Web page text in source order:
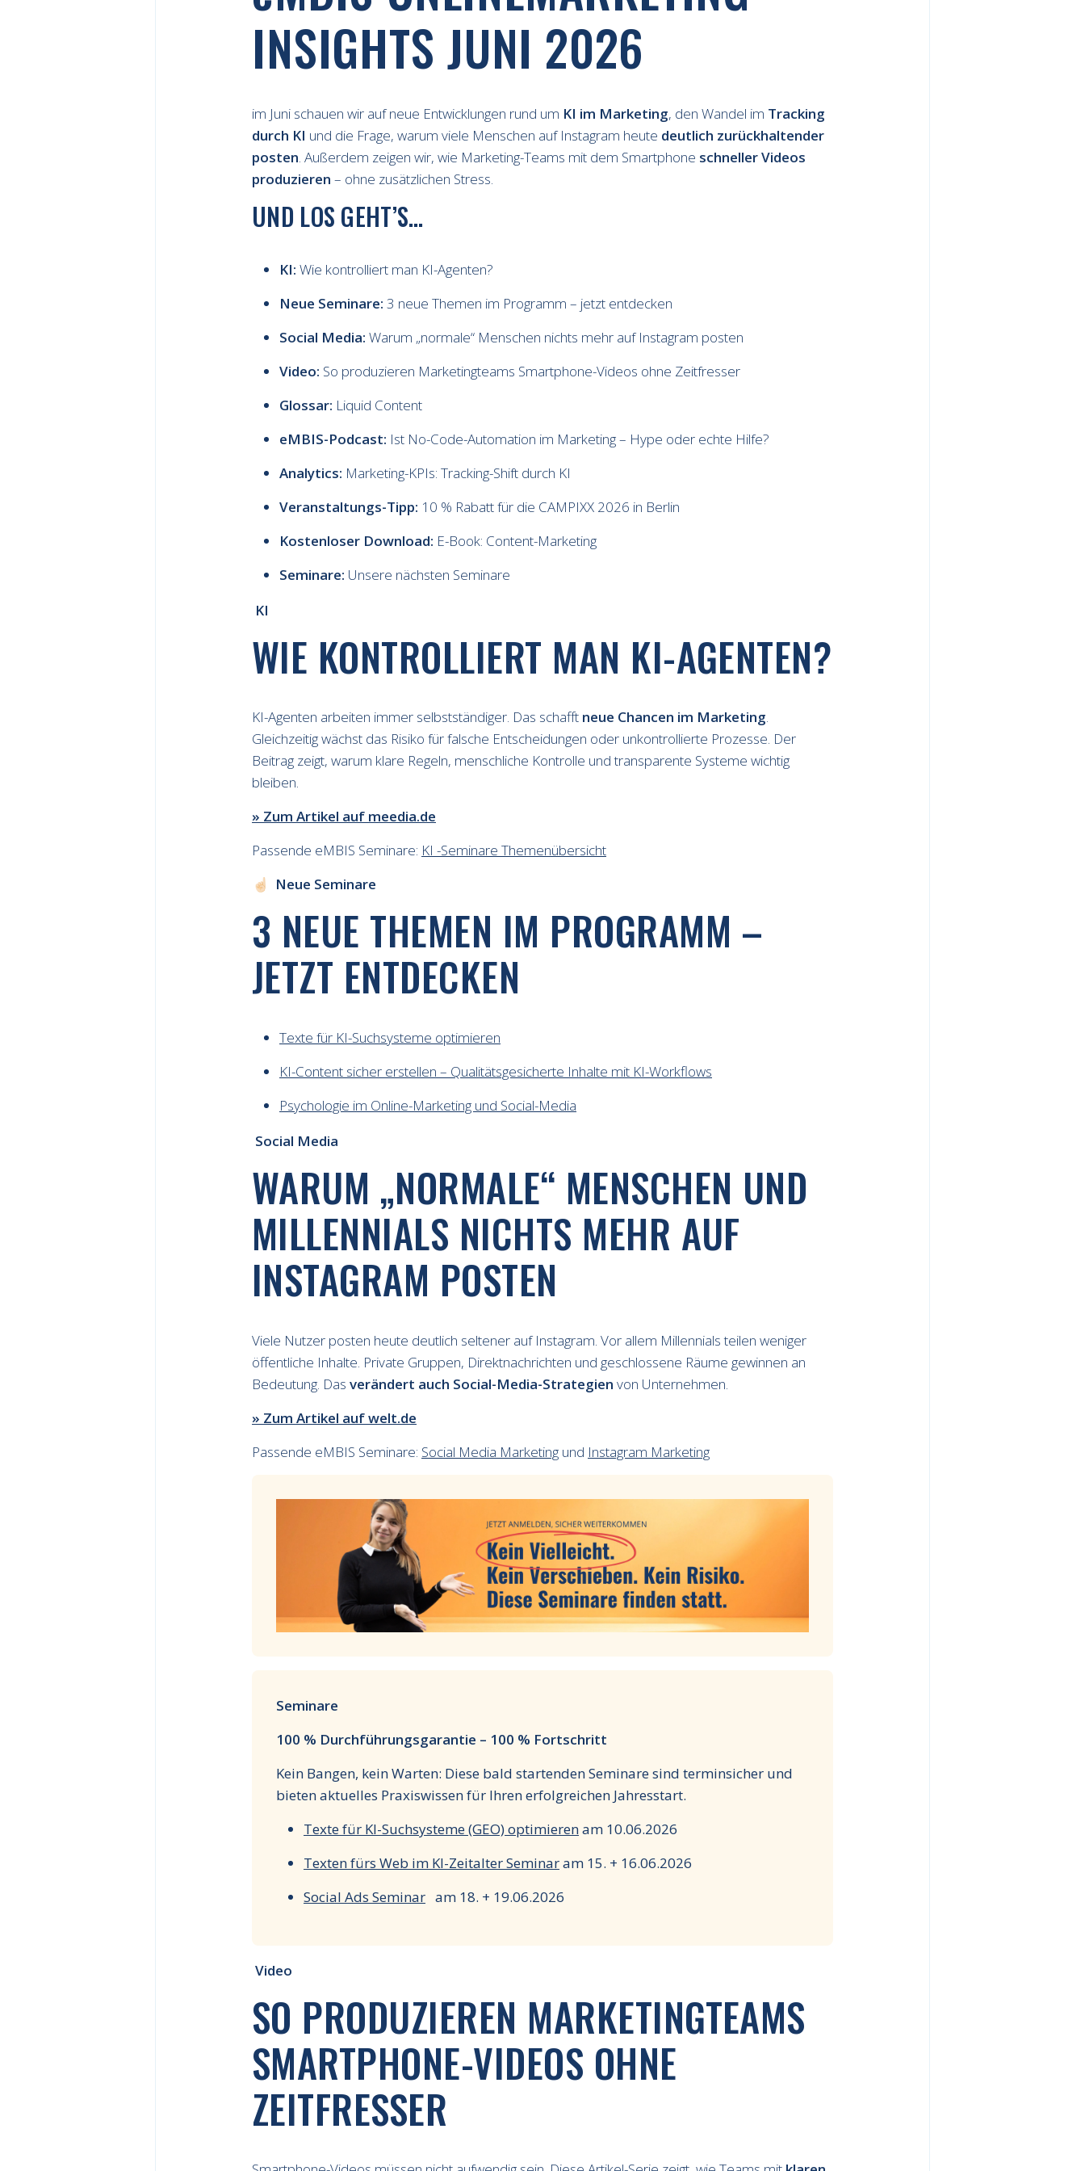
INSIGHTS JUNI 2026
im Juni schauen wir auf neue Entwicklungen rund um KI im Marketing, den Wandel im Tracking
durch KI und die Frage, warum viele Menschen auf Instagram heute deutlich zurückhaltender
posten. Außerdem zeigen wir, wie Marketing-Teams mit dem Smartphone schneller Videos
produzieren – ohne zusätzlichen Stress.
UND LOS GEHT’S…
KI: Wie kontrolliert man KI-Agenten?
Neue Seminare: 3 neue Themen im Programm – jetzt entdecken
Social Media: Warum „normale“ Menschen nichts mehr auf Instagram posten
Video: So produzieren Marketingteams Smartphone-Videos ohne Zeitfresser
Glossar: Liquid Content
eMBIS-Podcast: Ist No-Code-Automation im Marketing – Hype oder echte Hilfe?
Analytics: Marketing-KPIs: Tracking-Shift durch KI
Veranstaltungs-Tipp: 10 % Rabatt für die CAMPIXX 2026 in Berlin
Kostenloser Download: E-Book: Content-Marketing
Seminare: Unsere nächsten Seminare
KI
WIE KONTROLLIERT MAN KI-AGENTEN?
KI-Agenten arbeiten immer selbstständiger. Das schafft neue Chancen im Marketing.
Gleichzeitig wächst das Risiko für falsche Entscheidungen oder unkontrollierte Prozesse. Der
Beitrag zeigt, warum klare Regeln, menschliche Kontrolle und transparente Systeme wichtig
bleiben.
» Zum Artikel auf meedia.de
Passende eMBIS Seminare: KI -Seminare Themenübersicht
☝🏻
Neue Seminare
3 NEUE THEMEN IM PROGRAMM –
JETZT ENTDECKEN
Texte für KI-Suchsysteme optimieren
KI-Content sicher erstellen – Qualitätsgesicherte Inhalte mit KI-Workflows
Psychologie im Online-Marketing und Social-Media
Social Media
WARUM „NORMALE“ MENSCHEN UND
MILLENNIALS NICHTS MEHR AUF
INSTAGRAM POSTEN
Viele Nutzer posten heute deutlich seltener auf Instagram. Vor allem Millennials teilen weniger
öffentliche Inhalte. Private Gruppen, Direktnachrichten und geschlossene Räume gewinnen an
Bedeutung. Das verändert auch Social-Media-Strategien von Unternehmen.
» Zum Artikel auf welt.de
Passende eMBIS Seminare: Social Media Marketing und Instagram Marketing
Seminare
100 % Durchführungsgarantie – 100 % Fortschritt
Kein Bangen, kein Warten: Diese bald startenden Seminare sind terminsicher und
bieten aktuelles Praxiswissen für Ihren erfolgreichen Jahresstart.
Texte für KI-Suchsysteme (GEO) optimierenam 10.06.2026
Texten fürs Web im KI-Zeitalter Seminaram 15. + 16.06.2026
Social Ads Seminar am 18. + 19.06.2026
Video
SO PRODUZIEREN MARKETINGTEAMS
SMARTPHONE-VIDEOS OHNE
ZEITFRESSER